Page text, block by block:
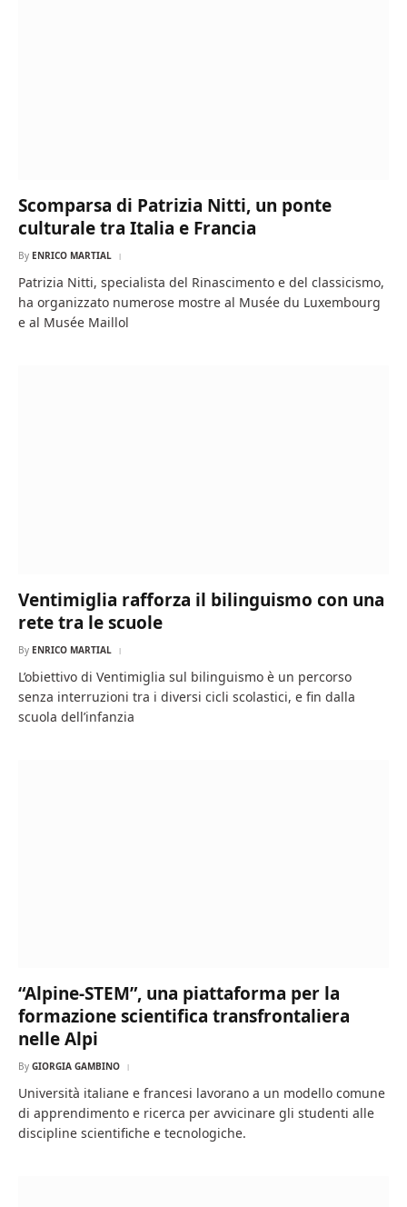
Scomparsa di Patrizia Nitti, un ponte
culturale tra Italia e Francia
By ENRICO MARTIAL
Patrizia Nitti, specialista del Rinascimento e del classicismo,
ha organizzato numerose mostre al Musée du Luxembourg
e al Musée Maillol
Ventimiglia rafforza il bilinguismo con una
rete tra le scuole
By ENRICO MARTIAL
L’obiettivo di Ventimiglia sul bilinguismo è un percorso
senza interruzioni tra i diversi cicli scolastici, e fin dalla
scuola dell’infanzia
“Alpine-STEM”, una piattaforma per la
formazione scientifica transfrontaliera
nelle Alpi
By GIORGIA GAMBINO
Università italiane e francesi lavorano a un modello comune
di apprendimento e ricerca per avvicinare gli studenti alle
discipline scientifiche e tecnologiche.